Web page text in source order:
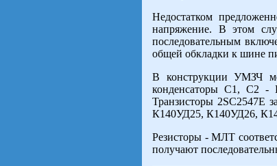
Недостатком
напряжение. В этом
последовательным
общей обкладки к шине
В конструкции УМЗЧ
конденсаторы C1, С2 -
Транзисторы
К140УД25, К140УД26,
Резисторы - МЛТ
получают